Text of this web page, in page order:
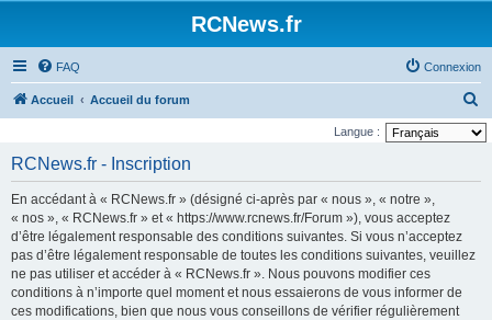
RCNews.fr
FAQ Connexion
Accueil Accueil du forum
e
Langue :
RCNews.fr - Inscription
En accédant à « RCNews.fr » (désigné ci-après par « nous », « notre »,
« nos », « RCNews.fr » et « https://www.rcnews.fr/Forum »), vous acceptez
d’être légalement responsable des conditions suivantes. Si vous n’acceptez
pas d’être légalement responsable de toutes les conditions suivantes, veuillez
ne pas utiliser et accéder à « RCNews.fr ». Nous pouvons modifier ces
conditions à n’importe quel moment et nous essaierons de vous informer de
ces modifications, bien que nous vous conseillons de vérifier régulièrement
Panneau de gestion des cookies